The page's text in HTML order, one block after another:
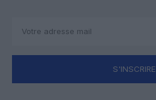
S'INSCRIRE